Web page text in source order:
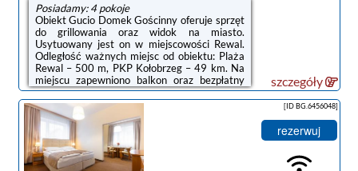
Posiadamy: 4 pokoje
Obiekt Gucio Domek Gościnny oferuje sprzęt
do grillowania oraz widok na miasto.
Usytuowany jest on w miejscowości Rewal.
Odległość ważnych miejsc od obiektu: Plaża
Rewal – 500 m, PKP Kołobrzeg – 49 km. Na
miejscu zapewniono balkon oraz bezpłatny
prywatny parking.W kwaterze prywatnej
znajduje się telewizor z płaskim ekranem z
dostępem do kanałów satelitarnych. W
kwaterze prywatnej zapewniono ręczniki i
pościel.Odległość ważnych miejsc od obiektu:
Molo w Kołobrzegu – 49 km, Latarnia morska
w Kołobrzegu – 49 km.Doba hotelowa od
szczegóły
[ID BG.6456048]
rezerwuj